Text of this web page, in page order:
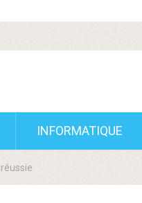
INFORMATIQUE